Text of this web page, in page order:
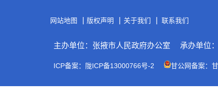
网站地图 版权声明 关于我们 联系我们
主办单位：张掖市人民政府办公室 承办单位
ICP备案：陇ICP备13000766号-2 甘公网备案：